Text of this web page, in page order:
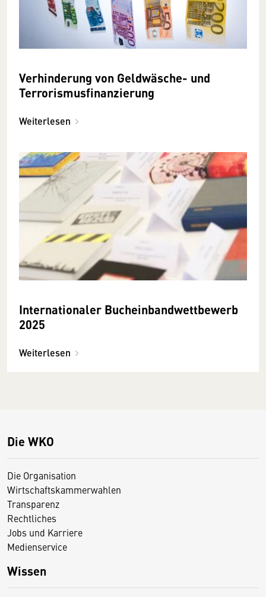
Verhinderung von Geldwäsche- und
Terrorismusfinanzierung
Weiterlesen
Internationaler Bucheinbandwettbewerb
2025
Weiterlesen
Die WKO
Die Organisation
Wirtschaftskammerwahlen
Transparenz
Rechtliches
Jobs und Karriere
Medienservice
Wissen